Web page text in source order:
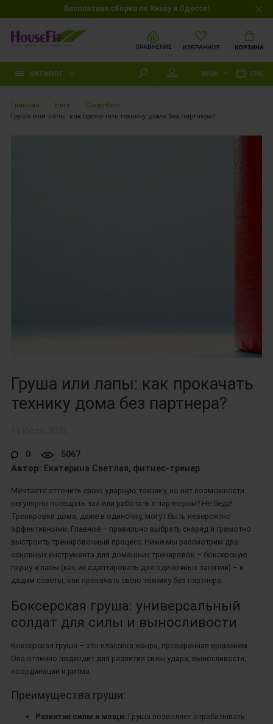
Бесплатная сборка по Киеву и Одессе!
СРАВНЕНИЕ ИЗБРАННОЕ КОРЗИНА
КАТАЛОГ ЯЗЫК ГРН.
Главная Блог
СпортБлог
Груша или лапы: как прокачать технику дома без партнера?
Груша или лапы: как прокачать
технику дома без партнера?
0
5067
Автор: Екатерина Светлая, фитнес-тренер
Мечтаете отточить свою ударную технику, но нет возможности
регулярно посещать зал или работать с партнером? Не беда!
Тренировки дома, даже в одиночку, могут быть невероятно
эффективными. Главное – правильно выбрать снаряд и грамотно
выстроить тренировочный процесс. Ниже мы рассмотрим два
основных инструмента для домашних тренировок – боксерскую
грушу и лапы (как их адаптировать для одиночных занятий) – и
дадим советы, как прокачать свою технику без партнера.
Боксерская груша: универсальный
солдат для силы и выносливости
Боксерская груша – это классика жанра, проверенная временем.
Она отлично подходит для развития силы удара, выносливости,
координации и ритма.
Преимущества груши:
Развитие силы и мощи: Груша позволяет отрабатывать